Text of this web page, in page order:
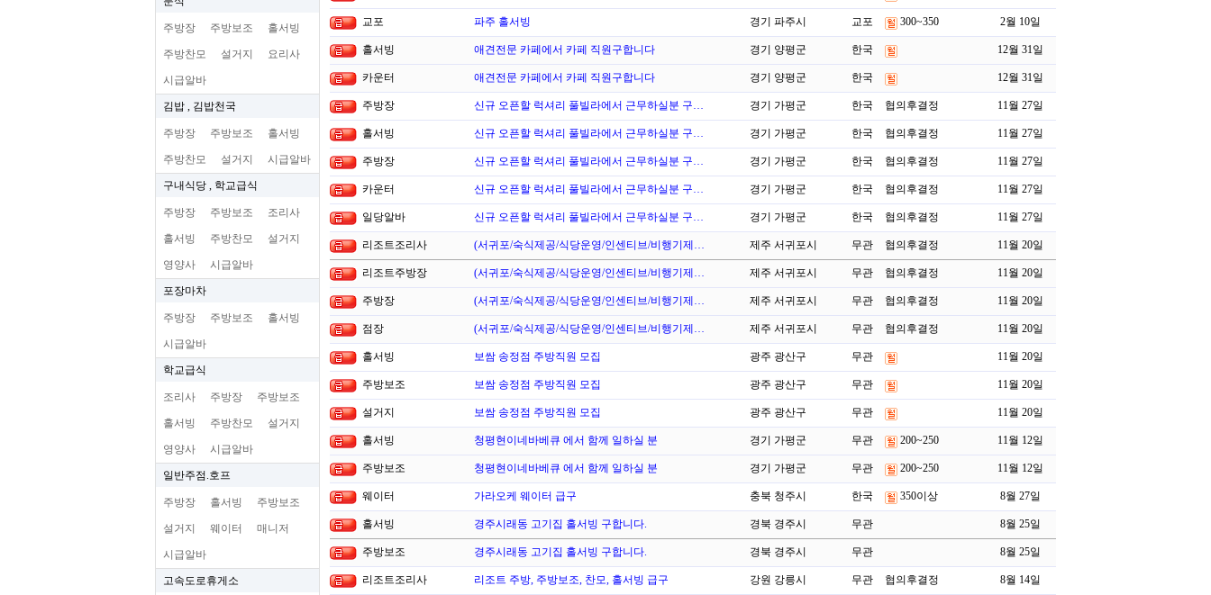
주방장 주방보조 홀서빙
주방찬모 설거지 요리사
시급알바
김밥 , 김밥천국
주방장 주방보조 홀서빙
주방찬모 설거지 시급알바
구내식당 , 학교급식
주방장 주방보조 조리사
홀서빙 주방찬모 설거지
영양사 시급알바
포장마차
주방장 주방보조 홀서빙
시급알바
학교급식
조리사 주방장 주방보조
홀서빙 주방찬모 설거지
영양사 시급알바
일반주점.호프
주방장 홀서빙 주방보조
설거지 웨이터 매니저
시급알바
고속도로휴게소
교포 파주 홀서빙 경기 파주시 교포 300~350 2월 10일
홀서빙 애견전문 카페에서 카페 직원구합니다 경기 양평군 한국 12월 31일
카운터 애견전문 카페에서 카페 직원구합니다 경기 양평군 한국 12월 31일
주방장 신규 오픈할 럭셔리 풀빌라에서 근무하실분 구… 경기 가평군 한국 협의후결정 11월 27일
홀서빙 신규 오픈할 럭셔리 풀빌라에서 근무하실분 구… 경기 가평군 한국 협의후결정 11월 27일
주방장 신규 오픈할 럭셔리 풀빌라에서 근무하실분 구… 경기 가평군 한국 협의후결정 11월 27일
카운터 신규 오픈할 럭셔리 풀빌라에서 근무하실분 구… 경기 가평군 한국 협의후결정 11월 27일
일당알바 신규 오픈할 럭셔리 풀빌라에서 근무하실분 구… 경기 가평군 한국 협의후결정 11월 27일
리조트조리사 (서귀포/숙식제공/식당운영/인센티브/비행기제… 제주 서귀포시 무관 협의후결정 11월 20일
리조트주방장 (서귀포/숙식제공/식당운영/인센티브/비행기제… 제주 서귀포시 무관 협의후결정 11월 20일
주방장 (서귀포/숙식제공/식당운영/인센티브/비행기제… 제주 서귀포시 무관 협의후결정 11월 20일
점장 (서귀포/숙식제공/식당운영/인센티브/비행기제… 제주 서귀포시 무관 협의후결정 11월 20일
홀서빙 보쌈 송정점 주방직원 모집 광주 광산구 무관 11월 20일
주방보조 보쌈 송정점 주방직원 모집 광주 광산구 무관 11월 20일
설거지 보쌈 송정점 주방직원 모집 광주 광산구 무관 11월 20일
홀서빙 청평현이네바베큐 에서 함께 일하실 분 경기 가평군 무관 200~250 11월 12일
주방보조 청평현이네바베큐 에서 함께 일하실 분 경기 가평군 무관 200~250 11월 12일
웨이터 가라오케 웨이터 급구 충북 청주시 한국 350이상 8월 27일
홀서빙 경주시래동 고기집 홀서빙 구합니다. 경북 경주시 무관 8월 25일
주방보조 경주시래동 고기집 홀서빙 구합니다. 경북 경주시 무관 8월 25일
리조트조리사 리조트 주방, 주방보조, 찬모, 홀서빙 급구 강원 강릉시 무관 협의후결정 8월 14일